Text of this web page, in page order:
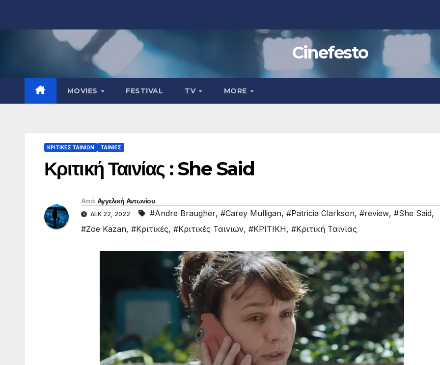
Cinefesto
MOVIES FESTIVAL TV MORE
ΚΡΙΤΙΚΕΣ ΤΑΙΝΙΩΝ ΤΑΙΝΙΕΣ
Κριτική Ταινίας : She Said
Από Αγγελική Αντωνίου
ΔΕΚ 22, 2022 #Andre Braugher, #Carey Mulligan, #Patricia Clarkson, #review, #She Said,
#Zoe Kazan, #Κριτικές, #Κριτικές Ταινιών, #ΚΡΙΤΙΚΗ, #Κριτική Ταινίας